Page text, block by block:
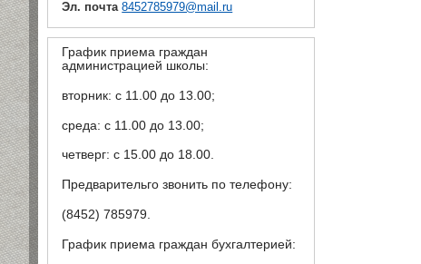
Эл. почта 8452785979@mail.ru
График приема граждан
администрацией школы:
вторник: с 11.00 до 13.00;
среда: с 11.00 до 13.00;
четверг: с 15.00 до 18.00.
Предварительго звонить по телефону:
(8452) 785979.
График приема граждан бухгалтерией: